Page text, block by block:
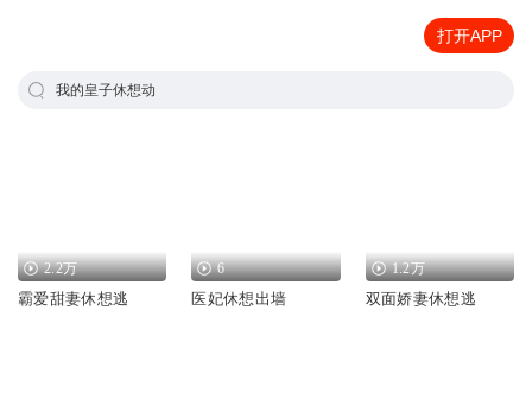
打开APP
我的皇子休想动
2.2万
霸爱甜妻休想逃
6
医妃休想出墙
1.2万
双面娇妻休想逃